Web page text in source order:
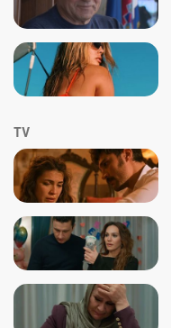
TV